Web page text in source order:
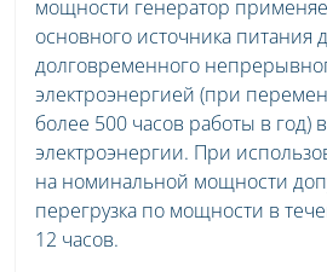
мощности генератор
основного источника питания
долговременного
электроэнергией (при
более 500 часов работы в год)
электроэнергии. При
на номинальной мощности
перегрузка по мощности в
12 часов.